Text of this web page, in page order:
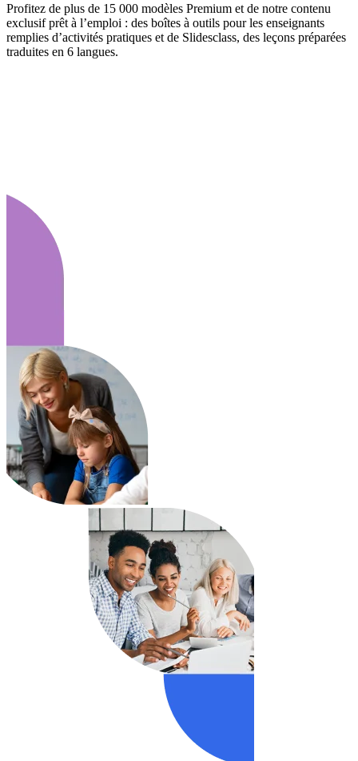
Profitez de plus de 15 000 modèles Premium et de notre contenu
exclusif prêt à l’emploi : des boîtes à outils pour les enseignants
remplies d’activités pratiques et de Slidesclass, des leçons préparées
traduites en 6 langues.